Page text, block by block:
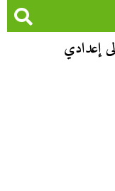
إعدادي